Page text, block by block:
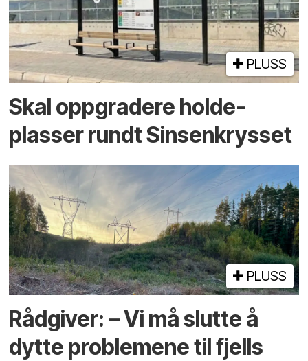
PLUSS
Skal oppgradere holde­
plasser rundt Sinsenkrysset
PLUSS
Rådgiver: – Vi må slutte å
dytte problemene til fjells